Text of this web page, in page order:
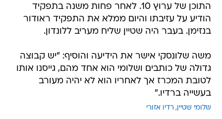
התוכן של ערוץ 10. לאחר פחות משנה בתפקיד
הודיע על עזיבתו והיום ממלא את התפקיד ראודור
בנזימן. בעבר היה שטיין שליח מעריב ללונדון.
משה שלונסקי אישר את הידיעה והוסיף: "יש קבוצה
גדולה של כותבים ושלומי הוא אחד מהם, גייסנו אותו
לטובת המכרז אך לאחריו הוא לא יהיה מעורב
בעשייה ברדיו."
שלומי שטיין רדיו אזורי